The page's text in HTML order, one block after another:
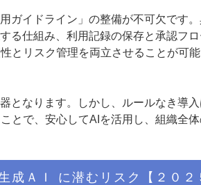
イドライン」の整備が不可欠です
る仕組み、利用記録の保存と承認フ
とリスク管理を両立させることが可能
なります。しかし、ルールなき導
とで、安心してAIを活用し、組織全
成ＡＩ に潜むリスク【２０